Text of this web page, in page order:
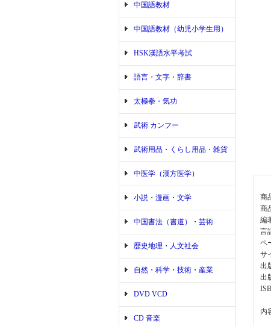
中国語教材
中国語教材（幼児小学生用）
HSK漢語水平考試
語言・文字・辞書
太極拳・気功
武術 カンフー
武術用品・くらし用品・雑貨
中医学（漢方医学）
小説・漫画・文学
中国書法（書道）・芸術
歴史地理・人文社会
自然・科学・技術・産業
DVD VCD
CD 音楽
商
商
編
言
ペ
サ
出
出
内